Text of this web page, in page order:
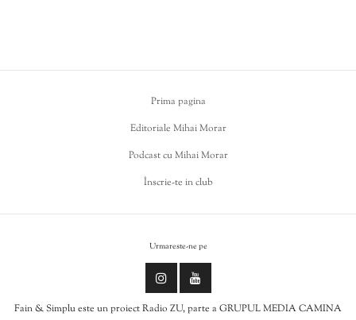
Prima pagina
Editoriale Mihai Morar
Podcast cu Mihai Morar
Înscrie-te in club
Urmareste-ne pe
Fain & Simplu este un proiect Radio ZU, parte a GRUPUL MEDIA CAMINA